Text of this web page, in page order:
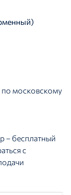
по московскому
– бесплатный
с